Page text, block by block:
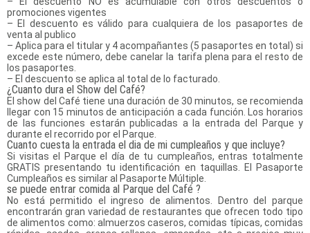
promociones vigentes
– El descuento es válido para cualquiera de los pasaportes de
venta al publico
– Aplica para el titular y 4 acompañantes (5 pasaportes en total) si
excede este número, debe canelar la tarifa plena para el resto de
los pasaportes.
– El descuento se aplica al total de lo facturado.
¿Cuanto dura el Show del Café?
El show del Café tiene una duración de 30 minutos, se recomienda
llegar con 15 minutos de anticipación a cada función. Los horarios
de las funciones estarán publicadas a la entrada del Parque y
durante el recorrido por el Parque.
Cuanto cuesta la entrada el dia de mi cumpleaños y que incluye?
Si visitas el Parque el día de tu cumpleaños, entras totalmente
GRATIS presentando tu identificación en taquillas. El Pasaporte
Cumpleaños es similar al Pasaporte Múltiple.
se puede entrar comida al Parque del Café ?
No está permitido el ingreso de alimentos. Dentro del parque
encontrarán gran variedad de restaurantes que ofrecen todo tipo
de alimentos como: almuerzos caseros, comidas típicas, comidas